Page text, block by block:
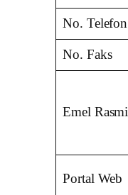
No. Telefon
No. Faks
Emel Rasmi
Portal Web